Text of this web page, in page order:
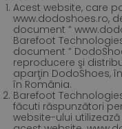
Acest website, care
www.dodoshoes.ro,
document ”
Barefoot
document ”
reproducere şi
aparţin DodoShoes,
în România.
Barefoot
făcuti răspunzători
website-ului